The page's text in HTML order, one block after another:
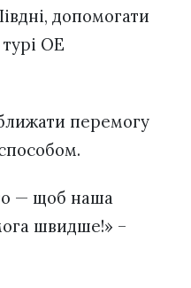
допомогати
ОЕ
перемогу
— щоб наша
швидше!» –